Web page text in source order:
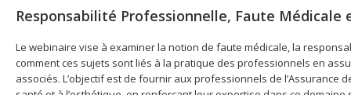
Responsabilité Professionnelle, Faute
Le webinaire vise à examiner la notion de faute médicale, la
comment ces sujets sont liés à la pratique des professionnels en
associés. L’objectif est de fournir aux professionnels de